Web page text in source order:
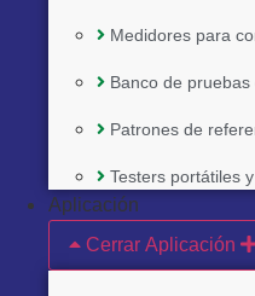
Medidores para
Banco de
Patrones de
Testers portátiles
Aplicación
Cerrar Aplicación